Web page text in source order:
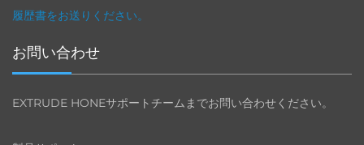
履歴書をお送りください。
お問い合わせ
EXTRUDE HONEサポートチームまでお問い合わせください。